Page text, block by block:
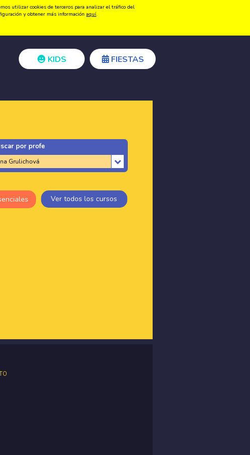
Registrarse Acceder
KIDS FIESTAS
por profe
Ver todos los cursos
utilizar cookies de terceros para analizar el tráfico del
y obtener más información aquí.